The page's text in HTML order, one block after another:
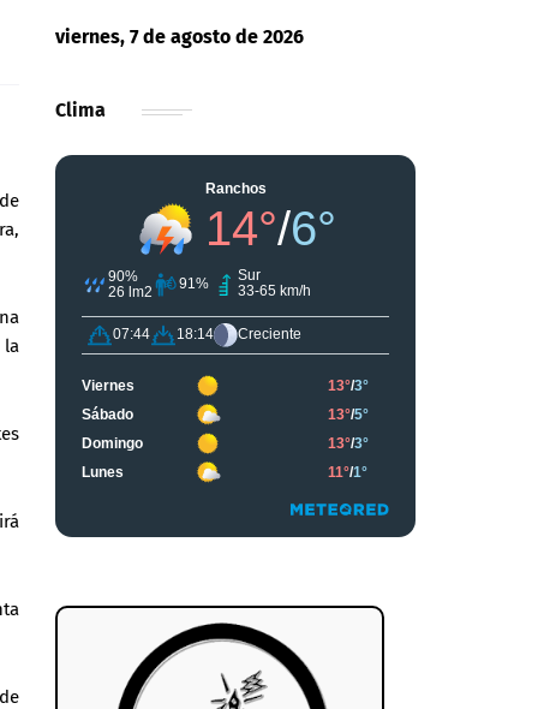
la
viernes, 7 de agosto de 2026
Clima